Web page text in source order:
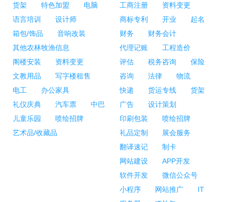
货架
特色加盟
电脑
语言培训
设计师
箱包/饰品
音响改装
其他农林牧渔信息
阁楼安装
资料变更
文教用品
写字楼租售
电工
办公家具
礼仪庆典
汽车票
中巴
儿童乐园
喷绘招牌
艺术品/收藏品
工商注册
资料变更
商标专利
开业
起名
财务
财务会计
代理记账
工程造价
评估
税务咨询
保险
咨询
法律
物流
快递
货运专线
货架
广告
设计策划
印刷包装
喷绘招牌
礼品定制
展会服务
翻译速记
制卡
网站建设
APP开发
软件开发
微信公众号
小程序
网站推广
IT